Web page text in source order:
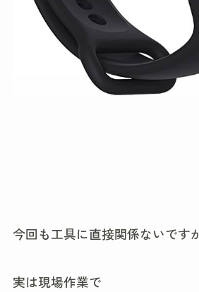
今回も工具に直接関係ないですが
実は現場作業で